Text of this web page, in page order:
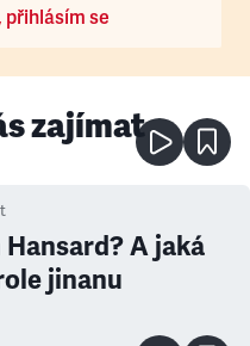
přihlásím se
zajímat
A jaká
jinanu